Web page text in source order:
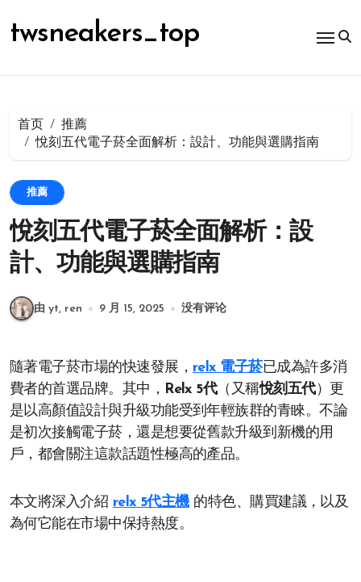
容
twsneakers_top
首页
推薦
悅刻五代電子菸全面解析：設計、功能與選購指南
推薦
悅刻五代電子菸全面解析：設
計、功能與選購指南
由 yt, ren 9 月 15, 2025 没有评论
隨著電子菸市場的快速發展， relx 電子菸已成為許多消
費者的首選品牌。其中， Relx 5代（又稱悅刻五代）更
是以高顏值設計與升級功能受到年輕族群的青睞。不論
是初次接觸電子菸，還是想要從舊款升級到新機的用
戶，都會關注這款話題性極高的產品。
本文將深入介紹 relx 5代主機的特色、購買建議，以及
為何它能在市場中保持熱度。